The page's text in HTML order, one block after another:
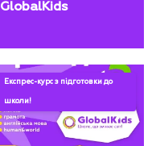
GlobalKids
Експрес-курс з підготовки до
школи!